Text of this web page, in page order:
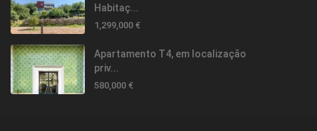
Habitaç...
1,299,000 €
Apartamento T4, em localização
priv...
580,000 €